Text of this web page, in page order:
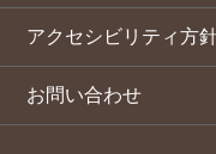
アクセシビリティ方
お問い合わせ